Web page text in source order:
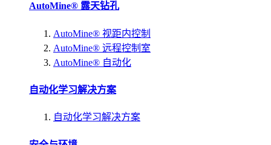
AutoMine® 露天钻孔
AutoMine® 视距内控制
AutoMine® 远程控制室
AutoMine® 自动化
自动化学习解决方案
自动化学习解决方案